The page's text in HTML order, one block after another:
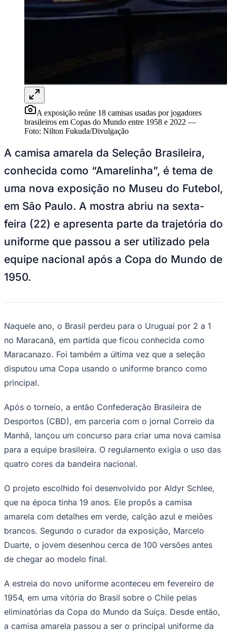
Hub de Negócios
Guia Comercial
Panorama Econômico
Panorama Econômico
Para Sua Empresa
Anuncie no Portal
Anunciar Vagas Novo
NFL
UFC
Tênis (ATP)
MLB
Atletismo
Vôlei
NBB
Competições de Futebol
Copa do Brasil
Sul-Americana
Copa América
Premier League
La Liga
Bundesliga
Times - Ir direto
A exposição reúne 18 camisas usadas por jogadores
brasileiros em Copas do Mundo entre 1958 e 2022 —
Foto: Nilton Fukuda/Divulgação
A camisa amarela da Seleção Brasileira,
conhecida como “Amarelinha”, é tema de
uma nova exposição no Museu do Futebol,
em São Paulo. A mostra abriu na sexta-
feira (22) e apresenta parte da trajetória do
uniforme que passou a ser utilizado pela
equipe nacional após a Copa do Mundo de
1950.
Naquele ano, o Brasil perdeu para o Uruguai por 2 a 1
no Maracanã, em partida que ficou conhecida como
Maracanazo. Foi também a última vez que a seleção
disputou uma Copa usando o uniforme branco como
principal.
Após o torneio, a então Confederação Brasileira de
Desportos (CBD), em parceria com o jornal Correio da
Manhã, lançou um concurso para criar uma nova camisa
para a equipe brasileira. O regulamento exigia o uso das
quatro cores da bandeira nacional.
O projeto escolhido foi desenvolvido por Aldyr Schlee,
que na época tinha 19 anos. Ele propôs a camisa
amarela com detalhes em verde, calção azul e meiões
brancos. Segundo o curador da exposição, Marcelo
Duarte, o jovem desenhou cerca de 100 versões antes
de chegar ao modelo final.
A estreia do novo uniforme aconteceu em fevereiro de
1954, em uma vitória do Brasil sobre o Chile pelas
eliminatórias da Copa do Mundo da Suíça. Desde então,
a camisa amarela passou a ser o principal uniforme da